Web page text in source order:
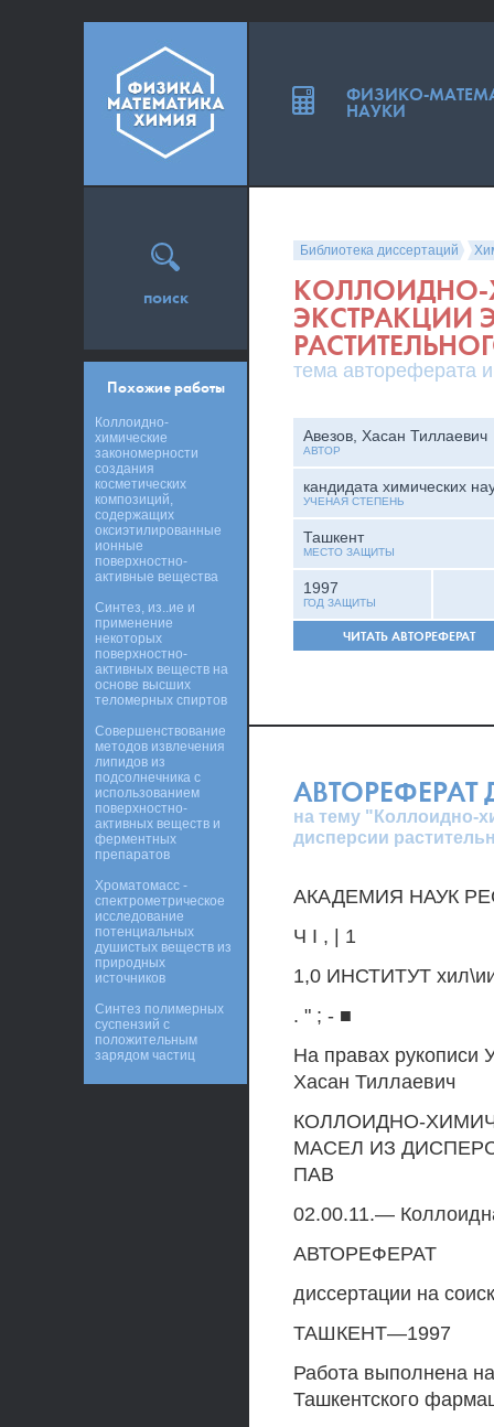
Библиотека диссертаций
КОЛЛОИДНО-
ЭКСТРАКЦИИ
тема автореферата
Авезов, Хасан Тиллаевич
АВТОР
кандидата химических
УЧЕНАЯ СТЕПЕНЬ
Ташкент
МЕСТО ЗАЩИТЫ
1997
ГОД ЗАЩИТЫ
ЧИТАТЬ АВТОРЕФЕРАТ
АВТОРЕФЕРАТ
на тему "Коллоидно-
дисперсии
АКАДЕМИЯ НАУК
Ч I , | 1
1,0 ИНСТИТУТ
. " ; - ■
На правах
Хасан Тиллаевич
КОЛЛОИДНО-
МАСЕЛ ИЗ
ПАВ
02.00.11.—
АВТОРЕФЕРАТ
диссертации на
ТАШКЕНТ—1997
Работа выполнена
Ташкентского
поиск
Похожие работы
Коллоидно-
химические
закономерности
создания
косметических
композиций,
содержащих
оксиэтилированные
ионные
поверхностно-
активные вещества
Синтез, из..ие и
применение
некоторых
поверхностно-
активных веществ на
основе высших
теломерных спиртов
Совершенствование
методов извлечения
липидов из
подсолнечника с
использованием
поверхностно-
активных веществ и
ферментных
препаратов
Хроматомасс -
спектрометрическое
исследование
потенциальных
душистых веществ из
природных
источников
Синтез полимерных
суспензий с
положительным
зарядом частиц
ФИЗИКО-
НАУКИ